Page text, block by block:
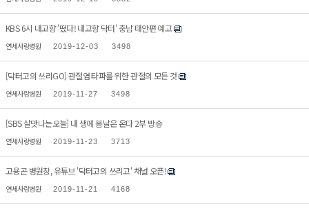
KBS 6시 내고향 '떴다! 내고향 닥터' 충남 태안편 예고
연세사랑병원 2019-12-03 3498
[닥터고의 쓰리GO] 관절염 타파를 위한 관절의 모든 것
연세사랑병원 2019-11-27 3498
[SBS 살맛나는오늘] 내 생에 봄날은 온다 2부 방송
연세사랑병원 2019-11-23 3713
고용곤 병원장, 유튜브 '닥터고의 쓰리고' 채널 오픈!
연세사랑병원 2019-11-21 4168